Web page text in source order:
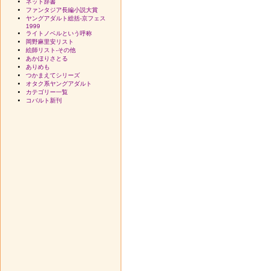
ネット辞書
ファンタジア長編小説大賞
ヤングアダルト総括-京フェス
1999
ライトノベルという呼称
岡野麻里安リスト
絵師リスト-その他
あかほりさとる
ありめも
つかまえてシリーズ
オタク系ヤングアダルト
カテゴリー一覧
コバルト新刊